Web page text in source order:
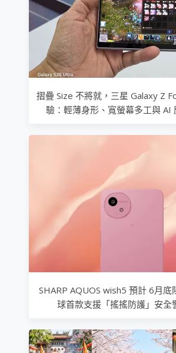
摺疊 Size 不將就，三星 Galaxy Z
驗：輕薄身形、寬螢幕多工與 AI
SHARP AQUOS wish5 預計 6月底
球首款支援「搖搖防護」安全